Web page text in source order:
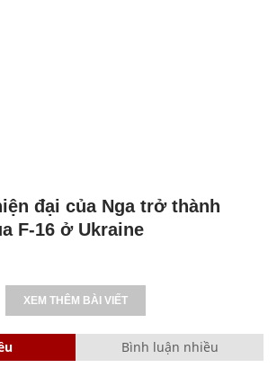
đại của Nga trở thành
F-16 ở Ukraine
XEM THÊM BÀI VIẾT
Bình luận nhiều